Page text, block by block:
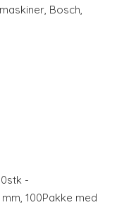
, Bosch,
-
100Pakke med